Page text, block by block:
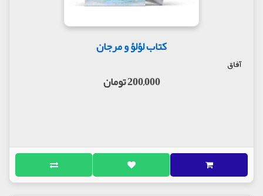
کتاب لؤلؤ و مرجان
آفاق
200,000 تومان